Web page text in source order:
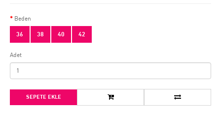
Beden
36 38 40 42
Adet
SEPETE EKLE